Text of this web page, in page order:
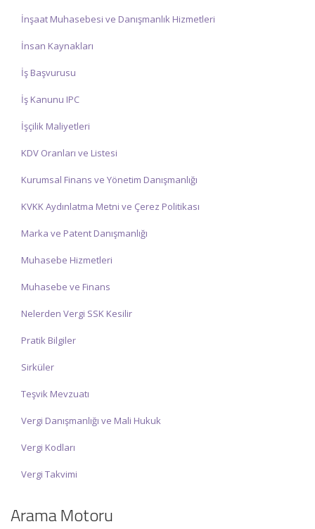
İnşaat Muhasebesi ve Danışmanlık Hizmetleri
İnsan Kaynakları
İş Başvurusu
İş Kanunu IPC
İşçilik Maliyetleri
KDV Oranları ve Listesi
Kurumsal Finans ve Yönetim Danışmanlığı
KVKK Aydınlatma Metni ve Çerez Politikası
Marka ve Patent Danışmanlığı
Muhasebe Hizmetleri
Muhasebe ve Finans
Nelerden Vergi SSK Kesilir
Pratik Bilgiler
Sirküler
Teşvik Mevzuatı
Vergi Danışmanlığı ve Mali Hukuk
Vergi Kodları
Vergi Takvimi
Arama Motoru